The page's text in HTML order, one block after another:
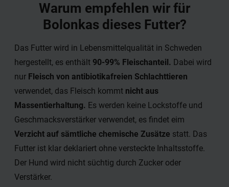
Warum empfehlen wir für
Bolonkas dieses Futter?
Das Futter wird in Lebensmittelqualität in Schweden
hergestellt, es enthält 90-99% Fleischanteil. Dabei wird
nur Fleisch von antibiotikafreien Schlachttieren
verwendet, das Fleisch kommt nicht aus
Massentierhaltung. Es werden keine Lockstoffe und
Geschmacksverstärker verwendet, es findet eim
Verzicht auf sämtliche chemische Zusätze statt. Das
Futter ist klar deklariert ohne versteckte Inhaltsstoffe.
Der Hund wird nicht süchtig durch Zucker oder
Verstärker.